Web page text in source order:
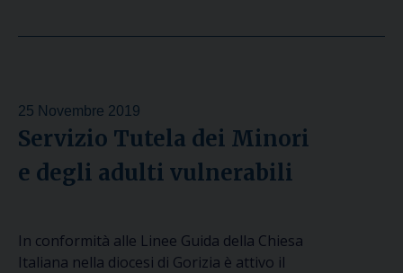
25 Novembre 2019
Servizio Tutela dei Minori
e degli adulti vulnerabili
In conformità alle Linee Guida della Chiesa
Italiana nella diocesi di Gorizia è attivo il